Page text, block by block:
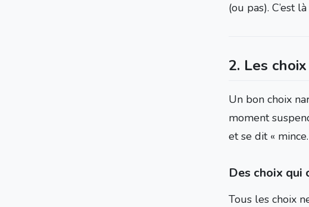
(ou pas). C’est
2. Les
Un bon choix
moment
et se dit «
Des choix qui
Tous les choix